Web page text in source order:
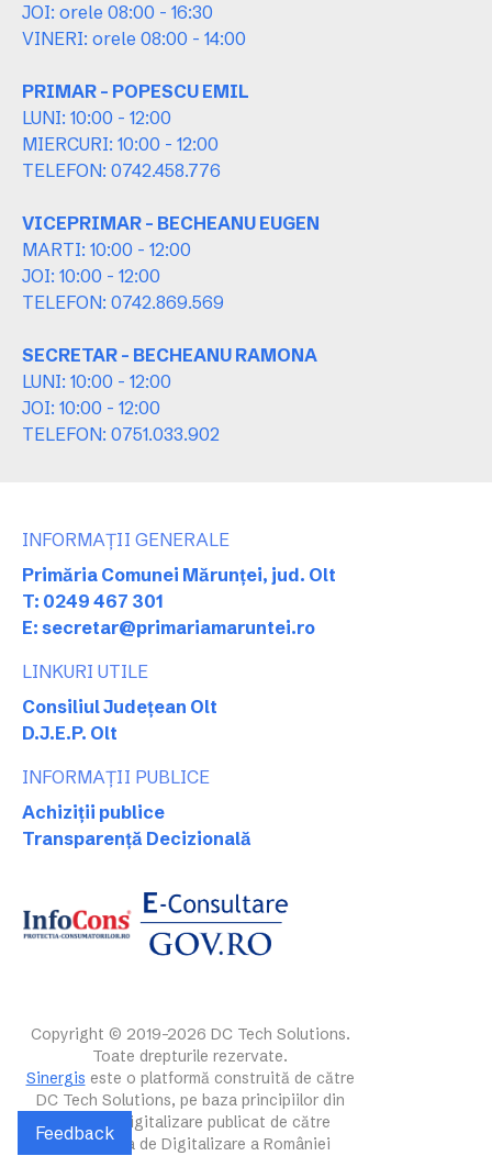
JOI: orele 08:00 - 16:30
VINERI: orele 08:00 - 14:00
PRIMAR - POPESCU EMIL
LUNI: 10:00 - 12:00
MIERCURI: 10:00 - 12:00
TELEFON: 0742.458.776
VICEPRIMAR - BECHEANU EUGEN
MARTI: 10:00 - 12:00
JOI: 10:00 - 12:00
TELEFON: 0742.869.569
SECRETAR - BECHEANU RAMONA
LUNI: 10:00 - 12:00
JOI: 10:00 - 12:00
TELEFON: 0751.033.902
INFORMAȚII GENERALE
Primăria Comunei Mărunței, jud. Olt
T: 0249 467 301
E: secretar@primariamaruntei.ro
LINKURI UTILE
Consiliul Județean Olt
D.J.E.P. Olt
INFORMAȚII PUBLICE
Achiziții publice
Transparență Decizională
Copyright © 2019-2026 DC Tech Solutions.
Toate drepturile rezervate.
Sinergis este o platformă construită de către
DC Tech Solutions, pe baza principiilor din
ghidul de digitalizare publicat de către
Autoritatea de Digitalizare a României
Feedback